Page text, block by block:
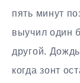
пять минут
выучил один
другой.
когда зонт